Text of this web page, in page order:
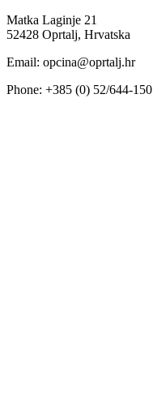
Matka Laginje 21
52428 Oprtalj, Hrvatska
Email: opcina@oprtalj.hr
Phone: +385 (0) 52/644-150